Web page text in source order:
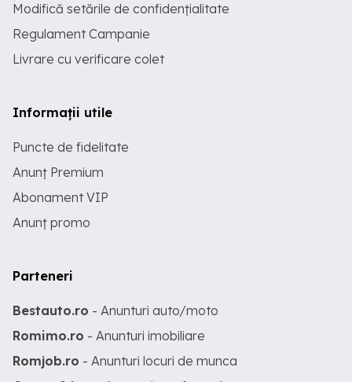
Modifică setările de confidențialitate
Regulament Campanie
Livrare cu verificare colet
Informații utile
Puncte de fidelitate
Anunț Premium
Abonament VIP
Anunț promo
Parteneri
Bestauto.ro - Anunturi auto/moto
Romimo.ro - Anunturi imobiliare
Romjob.ro - Anunturi locuri de munca